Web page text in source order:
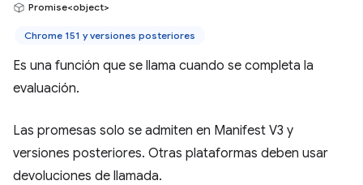
Promise<object>
Chrome 151 y versiones posteriores
Es una función que se llama cuando se completa la
evaluación.
Las promesas solo se admiten en Manifest V3 y
versiones posteriores. Otras plataformas deben usar
devoluciones de llamada.